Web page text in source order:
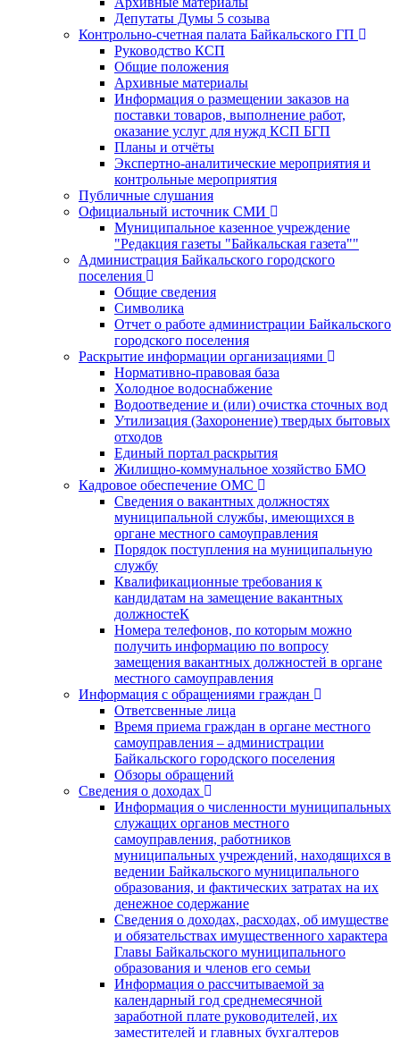
Депутаты Думы 5 созыва
Контрольно-счетная палата Байкальского ГП
Руководство КСП
Общие положения
Архивные материалы
Информация о размещении заказов на
поставки товаров, выполнение работ,
оказание услуг для нужд КСП БГП
Планы и отчёты
Экспертно-аналитические мероприятия и
контрольные мероприятия
Публичные слушания
Официальный источник СМИ
Муниципальное казенное учреждение
"Редакция газеты "Байкальская газета""
Администрация Байкальского городского
поселения
Общие сведения
Символика
Отчет о работе администрации Байкальского
городского поселения
Раскрытие информации организациями
Нормативно-правовая база
Холодное водоснабжение
Водоотведение и (или) очистка сточных вод
Утилизация (Захоронение) твердых бытовых
отходов
Единый портал раскрытия
Жилищно-коммунальное хозяйство БМО
Кадровое обеспечение ОМС
Сведения о вакантных должностях
муниципальной службы, имеющихся в
органе местного самоуправления
Порядок поступления на муниципальную
службу
Квалификационные требования к
кандидатам на замещение вакантных
должностеК
Номера телефонов, по которым можно
получить информацию по вопросу
замещения вакантных должностей в органе
местного самоуправления
Информация с обращениями граждан
Ответсвенные лица
Время приема граждан в органе местного
самоуправления – администрации
Байкальского городского поселения
Обзоры обращений
Сведения о доходах
Информация о численности муниципальных
служащих органов местного
самоуправления, работников
муниципальных учреждений, находящихся в
ведении Байкальского муниципального
образования, и фактических затратах на их
денежное содержание
Сведения о доходах, расходах, об имуществе
и обязательствах имущественного характера
Главы Байкальского муниципального
образования и членов его семьи
Информация о рассчитываемой за
календарный год среднемесячной
заработной плате руководителей, их
заместителей и главных бухгалтеров